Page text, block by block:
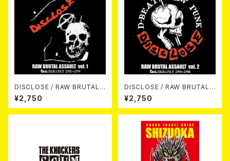
DISCLOSE / RAW BRUTAL
ASSAULT Vol.1 : DISCOGRA
PHY 1992-1994 (2CD)
¥2,750
DISCLOSE / RAW BRUTAL
ASSAULT Vol.2 : DISCOGR
APHY 1994-1998 (2CD)
¥2,750